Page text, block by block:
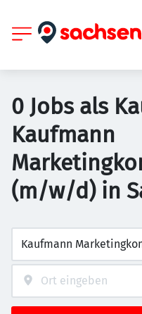
0 Jobs als
Kaufmann
(m/w/d) in